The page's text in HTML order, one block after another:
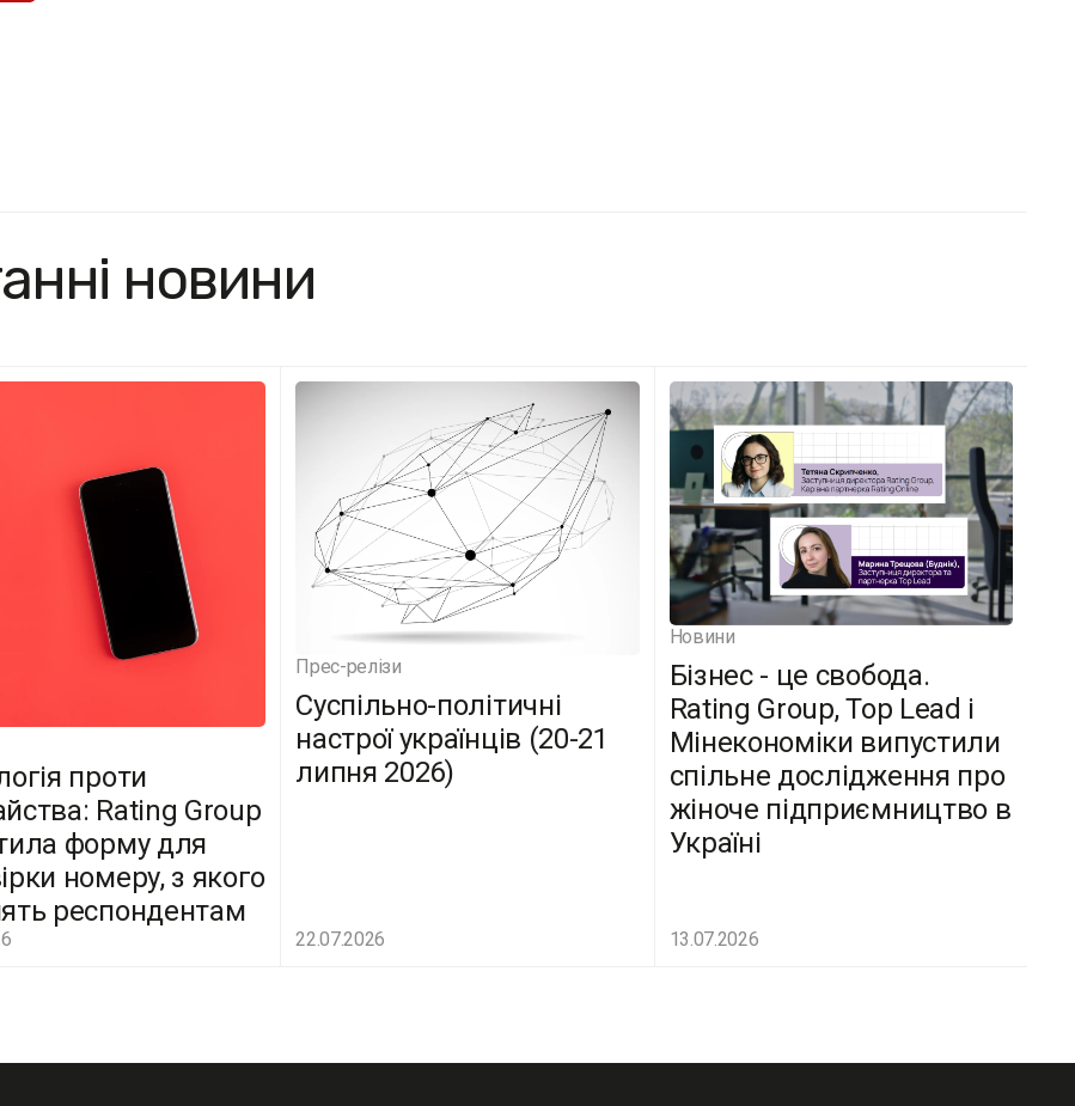
новини
проти
Rating Group
форму для
номеру, з якого
респондентам
Прес-релізи
Суспільно-політичні
настрої українців (20-21
липня 2026)
22.07.2026
Новини
Бізнес - це свобода.
Rating Group, Top Lead і
Мінекономіки випустили
спільне дослідження про
жіноче підприємництво в
Україні
13.07.2026